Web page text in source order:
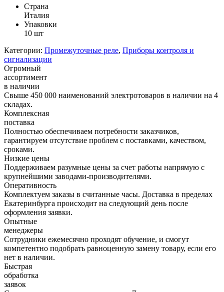
Страна
Италия
Упаковки
10 шт
Категории: Промежуточные реле, Приборы контроля и
сигнализации
Огромный
ассортимент
в наличии
Свыше 450 000 наименований электротоваров в наличии на 4
складах.
Комплексная
поставка
Полностью обеспечиваем потребности заказчиков,
гарантируем отсутствие проблем с поставками, качеством,
сроками.
Низкие цены
Поддерживаем разумные цены за счет работы напрямую с
крупнейшими заводами-производителями.
Оперативность
Комплектуем заказы в считанные часы. Доставка в пределах
Екатеринбурга происходит на следующий день после
оформления заявки.
Опытные
менеджеры
Сотрудники ежемесячно проходят обучение, и смогут
компетентно подобрать равноценную замену товару, если его
нет в наличии.
Быстрая
обработка
заявок